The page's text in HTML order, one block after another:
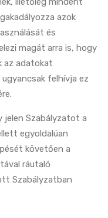
azok
és
magát arra is, hogy
az adatokat
felhívja ez
Szabályzatot a
egyoldalúan
követően a
ráutaló
Szabályzatban